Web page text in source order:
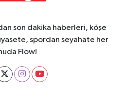
son dakika haberleri, köşe
spordan seyahate her
Flow!